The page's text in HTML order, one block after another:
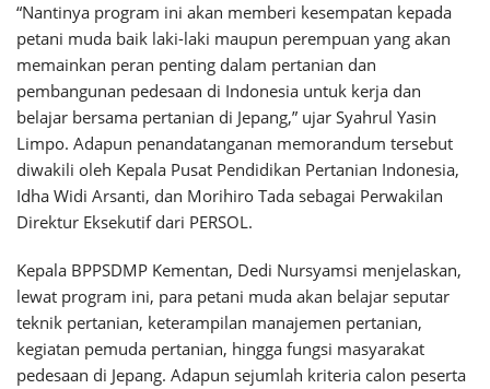
“Nantinya program ini akan memberi kesempatan kepada
petani muda baik laki-laki maupun perempuan yang akan
memainkan peran penting dalam pertanian dan
pembangunan pedesaan di Indonesia untuk kerja dan
belajar bersama pertanian di Jepang,” ujar Syahrul Yasin
Limpo. Adapun penandatanganan memorandum tersebut
diwakili oleh Kepala Pusat Pendidikan Pertanian Indonesia,
Idha Widi Arsanti, dan Morihiro Tada sebagai Perwakilan
Direktur Eksekutif dari PERSOL.
Kepala BPPSDMP Kementan, Dedi Nursyamsi menjelaskan,
lewat program ini, para petani muda akan belajar seputar
teknik pertanian, keterampilan manajemen pertanian,
kegiatan pemuda pertanian, hingga fungsi masyarakat
pedesaan di Jepang. Adapun sejumlah kriteria calon peserta